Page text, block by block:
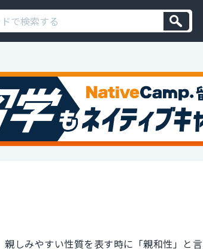
親しみやすい性質を表す時に「親和性」と